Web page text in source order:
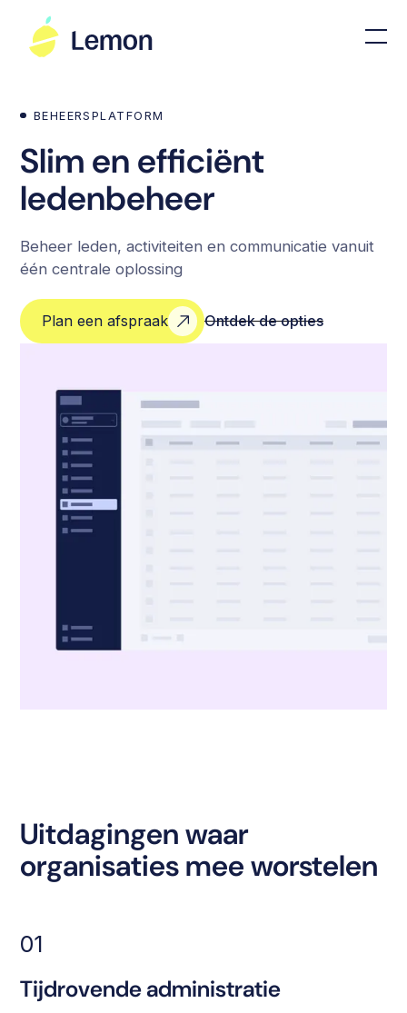
BEHEERSPLATFORM
Slim en efficiënt
ledenbeheer
Beheer leden, activiteiten en communicatie vanuit
één centrale oplossing
Plan een afspraak Ontdek de opties
Uitdagingen waar
organisaties mee worstelen
01
Tijdrovende administratie